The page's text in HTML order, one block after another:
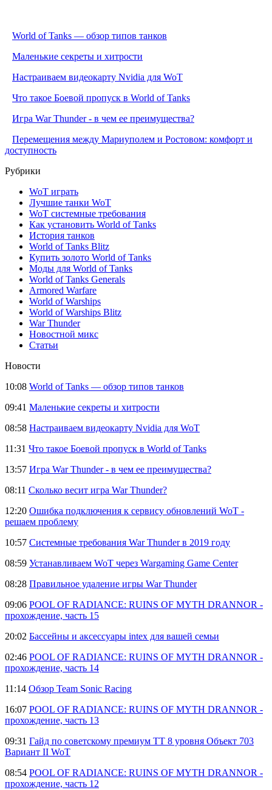
World of Tanks — обзор типов танков
Маленькие секреты и хитрости
Настраиваем видеокарту Nvidia для WoT
Что такое Боевой пропуск в World of Tanks
Игра War Thunder - в чем ее преимущества?
Перемещения между Мариуполем и Ростовом: комфорт и
доступность
Рубрики
WoT играть
Лучшие танки WoT
WoT системные требования
Как установить World of Tanks
История танков
World of Tanks Blitz
Купить золото World of Tanks
Моды для World of Tanks
World of Tanks Generals
Armored Warfare
World of Warships
World of Warships Blitz
War Thunder
Новостной микс
Статьи
Новости
10:08 World of Tanks — обзор типов танков
09:41 Маленькие секреты и хитрости
08:58 Настраиваем видеокарту Nvidia для WoT
11:31 Что такое Боевой пропуск в World of Tanks
13:57 Игра War Thunder - в чем ее преимущества?
08:11 Сколько весит игра War Thunder?
12:20 Ошибка подключения к сервису обновлений WoT -
решаем проблему
10:57 Системные требования War Thunder в 2019 году
08:59 Устанавливаем WoT через Wargaming Game Center
08:28 Правильное удаление игры War Thunder
09:06 POOL OF RADIANCE: RUINS OF MYTH DRANNOR -
прохождение, часть 15
20:02 Бассейны и аксессуары intex для вашей семьи
02:46 POOL OF RADIANCE: RUINS OF MYTH DRANNOR -
прохождение, часть 14
11:14 Обзор Team Sonic Racing
16:07 POOL OF RADIANCE: RUINS OF MYTH DRANNOR -
прохождение, часть 13
09:31 Гайд по советскому премиум ТТ 8 уровня Объект 703
Вариант II WoT
08:54 POOL OF RADIANCE: RUINS OF MYTH DRANNOR -
прохождение, часть 12